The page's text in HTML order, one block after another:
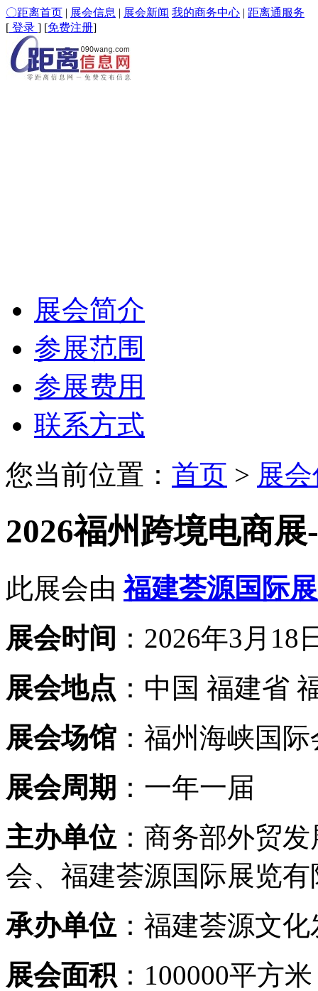
〇距离首页 | 展会信息 | 展会新闻 我的商务中心 | 距离通服务
[ 登录 ] [免费注册]
展会简介
参展范围
参展费用
联系方式
您当前位置： 首页 > 展
2026福州跨境电商
此展会由福建荟源国际
展会时间 ：2026年3月18
展会地点 ：中国 福建省
展会场馆 ：福州海峡国
展会周期 ：一年一届
主办单位 ：商务部外贸
会、福建荟源国际展览有
承办单位 ：福建荟源文
展会面积 ：100000平方